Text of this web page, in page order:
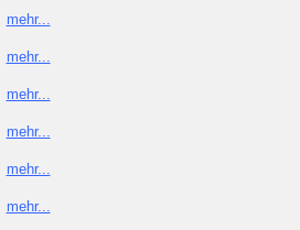
mehr...
mehr...
mehr...
mehr...
mehr...
mehr...